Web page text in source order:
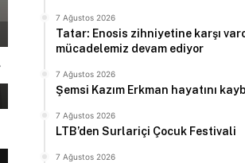
Hasipoğlu: Kadın kooperatiflerinin tüm çalışanlarının sigorta primlerini yüzde 100 karşılayacağız
7 Ağustos 2026
7 Ağustos 2026
Tatar: Enosis zihniyetine karşı
mücadelemiz devam ediyor
7 Ağustos 2026
Şemsi Kazım Erkman hayatını
7 Ağustos 2026
LTB’den Surlariçi Çocuk Festivali
7 Ağustos 2026